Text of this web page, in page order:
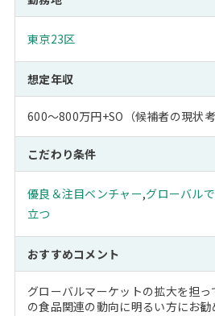
東京23区
想定年収
600～800万円+SO（候補者の現状考
こだわり条件
優良＆注目ベンチャー,グローバル
立つ
おすすめコメント
グローバルマーケットの拡大を担
の食品関連の動向に明るい方にお勧